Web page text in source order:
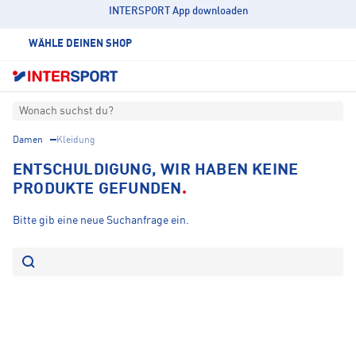
INTERSPORT App downloaden
WÄHLE DEINEN SHOP
Wonach suchst du?
Damen Kleidung
ENTSCHULDIGUNG, WIR HABEN KEINE
PRODUKTE GEFUNDEN
Bitte gib eine neue Suchanfrage ein.